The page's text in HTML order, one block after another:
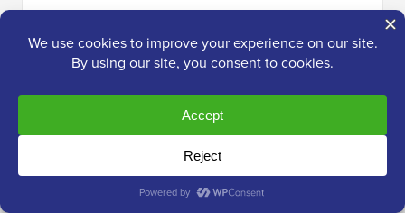
Verschachtelte Blöcke scheinen ein
Spielveränderer für die Erstellung einzigartiger
Layouts auf meiner WordPress-Website zu
sein! Die Drag-and-Drop-Funktionalität klingt
super benutzerfreundlich. Ich liebe es, dass
Sie jeden verschachtelten Block individuell
anpassen können. Dies eröffnet so viele